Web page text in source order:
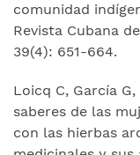
comunidad
Revista Cubana
39(4): 651-664.
Loicq C, García
saberes de las
con las hierbas